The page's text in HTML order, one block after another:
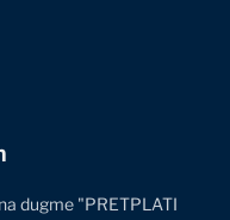
dugme "PRETPLATI